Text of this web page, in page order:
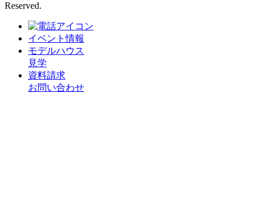
Reserved.
イベント情報
モデルハウス
見学
資料請求
お問い合わせ